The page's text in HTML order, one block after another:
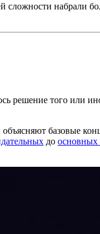
набрали
решение того или
объясняют базовые
до основных